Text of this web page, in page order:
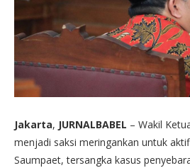
Jakarta, JURNALBABEL – Wakil
menjadi saksi meringankan untuk
Saumpaet, tersangka kasus